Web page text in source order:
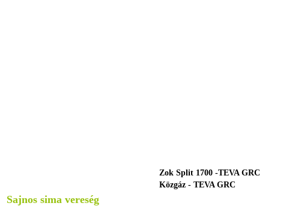
Zok Split 1700 -TEVA GRC
Közgáz - TEVA GRC
Sajnos sima vereség